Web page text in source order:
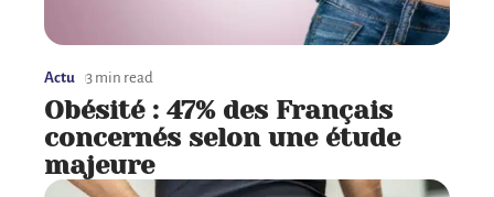
Actu 3 min read
Obésité : 47% des Français
concernés selon une étude
majeure